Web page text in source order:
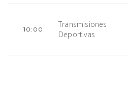
10:00
Transmisiones
Deportivas